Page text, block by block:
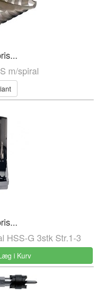
m/spiral
HSS-G 3stk Str.1-3
i Kurv